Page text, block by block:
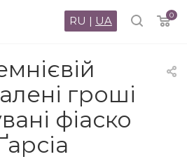
0
RU | UA
гроші
фіаско